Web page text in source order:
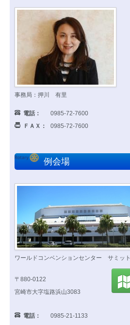
事務局：押川 有里
電話：
0985-72-7600
ＦＡＸ：
0985-72-7600
例会場
ワールドコンベンションセンター サミット
〒880-0122
宮崎市大字塩路浜山3083
電話： 0985-21-1133